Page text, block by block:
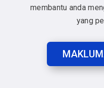
membantu anda
yang